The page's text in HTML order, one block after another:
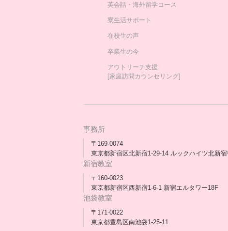
英会話・海外留学コース
寮生活サポート
在校生の声
卒業生の今
アウトリーチ支援
[家庭訪問カウンセリング]
事務所
〒169-0074
東京都新宿区北新宿1-29-14 ルックハイツ北新
新宿教室
〒160-0023
東京都新宿区西新宿1-6-1 新宿エルタワー18F
池袋教室
〒171-0022
東京都豊島区南池袋1-25-11